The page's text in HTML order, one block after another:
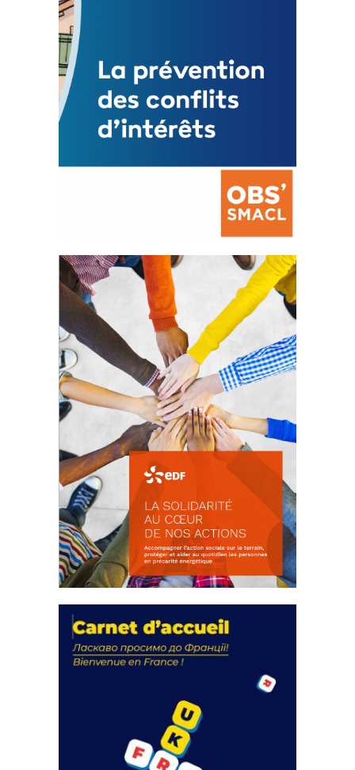
FEUILLETER
La prévention des conflits
d’intérêts
18 septembre 2023
FEUILLETER
actions
18 septembre 2023
FEUILLETER